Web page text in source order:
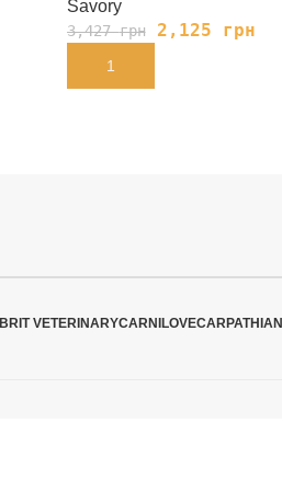
Savory
3,427грн 2,125 грн
В КОРЗИНУ
BRIT VETERINARYCARNILOVECARPATHIAN